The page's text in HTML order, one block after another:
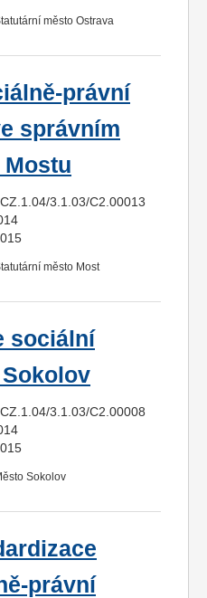
město Ostrava
právní
správním
3.1.03/C2.00013
město Most
sociální
Sokolov
3.1.03/C2.00008
Sokolov
právní